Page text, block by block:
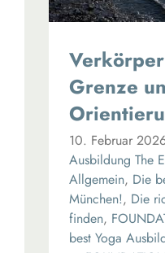
Grenze
10. Februar
Ausbildung The
Allgemein, Die
München!, Die
finden,
best Yoga